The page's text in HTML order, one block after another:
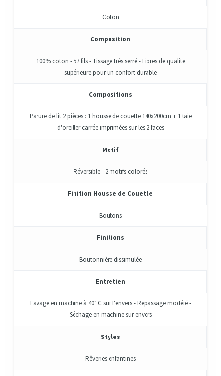
Coton
Composition
100% coton - 57 fils - Tissage très serré - Fibres de qualité
supérieure pour un confort durable
Compositions
Parure de lit 2 pièces : 1 housse de couette 140x200cm + 1 taie
d'oreiller carrée imprimées sur les 2 faces
Motif
Réversible - 2 motifs colorés
Finition Housse de Couette
Boutons
Finitions
Boutonnière dissimulée
Entretien
Lavage en machine à 40° C sur l'envers - Repassage modéré -
Séchage en machine sur envers
Styles
Rêveries enfantines